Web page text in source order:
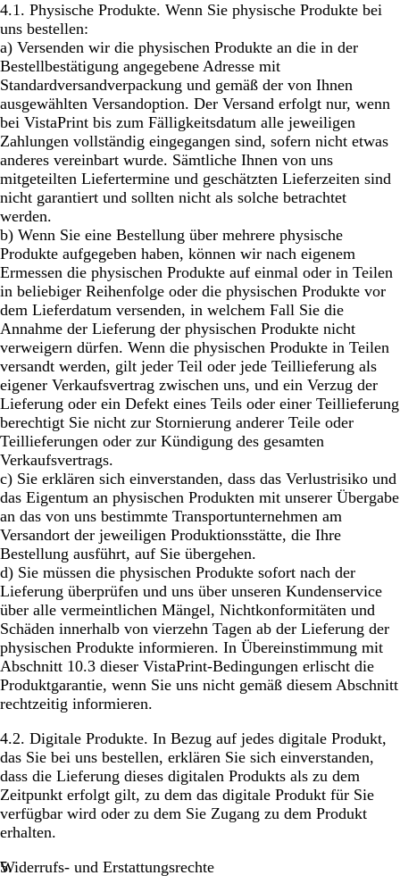
4.1. Physische Produkte. Wenn Sie physische Produkte bei
uns bestellen:
a) Versenden wir die physischen Produkte an die in der
Bestellbestätigung angegebene Adresse mit
Standardversandverpackung und gemäß der von Ihnen
ausgewählten Versandoption. Der Versand erfolgt nur, wenn
bei VistaPrint bis zum Fälligkeitsdatum alle jeweiligen
Zahlungen vollständig eingegangen sind, sofern nicht etwas
anderes vereinbart wurde. Sämtliche Ihnen von uns
mitgeteilten Liefertermine und geschätzten Lieferzeiten sind
nicht garantiert und sollten nicht als solche betrachtet
werden.
b) Wenn Sie eine Bestellung über mehrere physische
Produkte aufgegeben haben, können wir nach eigenem
Ermessen die physischen Produkte auf einmal oder in Teilen
in beliebiger Reihenfolge oder die physischen Produkte vor
dem Lieferdatum versenden, in welchem Fall Sie die
Annahme der Lieferung der physischen Produkte nicht
verweigern dürfen. Wenn die physischen Produkte in Teilen
versandt werden, gilt jeder Teil oder jede Teillieferung als
eigener Verkaufsvertrag zwischen uns, und ein Verzug der
Lieferung oder ein Defekt eines Teils oder einer Teillieferung
berechtigt Sie nicht zur Stornierung anderer Teile oder
Teillieferungen oder zur Kündigung des gesamten
Verkaufsvertrags.
c) Sie erklären sich einverstanden, dass das Verlustrisiko und
das Eigentum an physischen Produkten mit unserer Übergabe
an das von uns bestimmte Transportunternehmen am
Versandort der jeweiligen Produktionsstätte, die Ihre
Bestellung ausführt, auf Sie übergehen.
d) Sie müssen die physischen Produkte sofort nach der
Lieferung überprüfen und uns über unseren Kundenservice
über alle vermeintlichen Mängel, Nichtkonformitäten und
Schäden innerhalb von vierzehn Tagen ab der Lieferung der
physischen Produkte informieren. In Übereinstimmung mit
Abschnitt 10.3 dieser VistaPrint-Bedingungen erlischt die
Produktgarantie, wenn Sie uns nicht gemäß diesem Abschnitt
rechtzeitig informieren.
4.2. Digitale Produkte. In Bezug auf jedes digitale Produkt,
das Sie bei uns bestellen, erklären Sie sich einverstanden,
dass die Lieferung dieses digitalen Produkts als zu dem
Zeitpunkt erfolgt gilt, zu dem das digitale Produkt für Sie
verfügbar wird oder zu dem Sie Zugang zu dem Produkt
erhalten.
Widerrufs- und Erstattungsrechte